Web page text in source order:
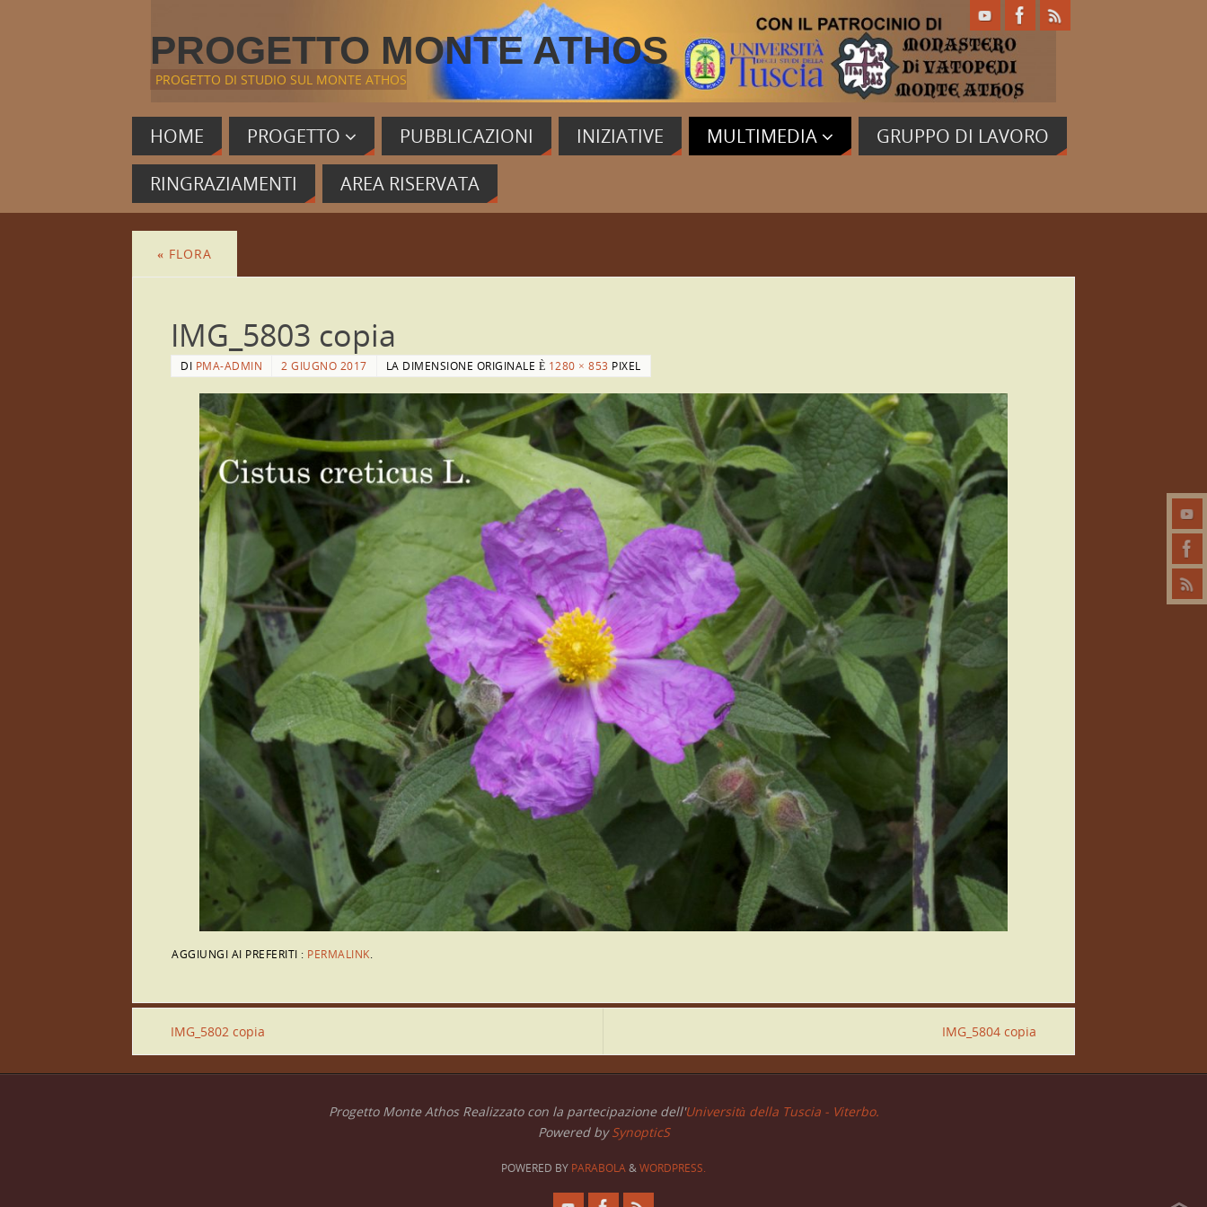
PROGETTO MONTE ATHOS
PROGETTO DI STUDIO SUL MONTE ATHOS
HOME PROGETTO PUBBLICAZIONI INIZIATIVE MULTIMEDIA
GRUPPO DI LAVORO
RINGRAZIAMENTI
AREA RISERVATA
« FLORA
IMG_5803 copia
DI PMA-ADMIN 2 GIUGNO 2017 LA DIMENSIONE ORIGINALE È 1280 × 853 PIXEL
AGGIUNGI AI PREFERITI : PERMALINK.
IMG_5802 copia IMG_5804 copia
Progetto Monte Athos Realizzato con la partecipazione dell'Università della Tuscia - Viterbo.
Powered bySynopticS
POWERED BY PARABOLA&WORDPRESS.